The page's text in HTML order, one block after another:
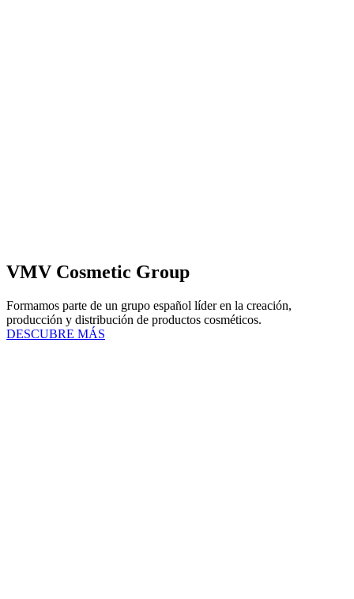
VMV Cosmetic Group
Formamos parte de un grupo español líder en la creación,
producción y distribución de productos cosméticos.
DESCUBRE MÁS